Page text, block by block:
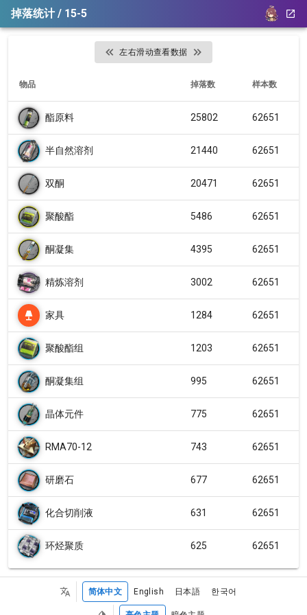
掉落统计 / 15-5
左右滑动查看数据
物品 掉落数 样本数
酯原料 25802 62651
半自然溶剂 21440 62651
双酮 20471 62651
聚酸酯 5486 62651
酮凝集 4395 62651
精炼溶剂 3002 62651
家具 1284 62651
聚酸酯组 1203 62651
酮凝集组 995 62651
晶体元件 775 62651
RMA70-12 743 62651
研磨石 677 62651
化合切削液 631 62651
环烃聚质 625 62651
简体中文 English 日本語 한국어